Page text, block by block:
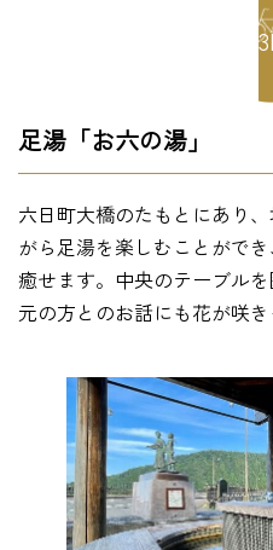
足湯「お六の湯」
六日町大橋のたもとにあり
がら足湯を楽しむことがで
癒せます。中央のテーブル
元の方とのお話にも花が咲き